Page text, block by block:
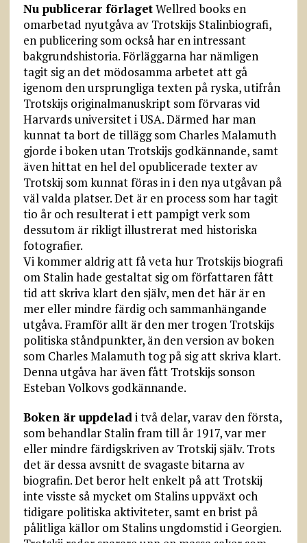
Nu publicerar förlagetWellred books en
omarbetad nyutgåva av Trotskijs Stalinbiografi,
en publicering som också har en intressant
bakgrundshistoria. Förläggarna har nämligen
tagit sig an det mödosamma arbetet att gå
igenom den ursprungliga texten på ryska, utifrån
Trotskijs originalmanuskript som förvaras vid
Harvards universitet i USA. Därmed har man
kunnat ta bort de tillägg som Charles Malamuth
gjorde i boken utan Trotskijs godkännande, samt
även hittat en hel del opublicerade texter av
Trotskij som kunnat föras in i den nya utgåvan på
väl valda platser. Det är en process som har tagit
tio år och resulterat i ett pampigt verk som
dessutom är rikligt illustrerat med historiska
fotografier.
Vi kommer aldrig att få veta hur Trotskijs biografi
om Stalin hade gestaltat sig om författaren fått
tid att skriva klart den själv, men det här är en
mer eller mindre färdig och sammanhängande
utgåva. Framför allt är den mer trogen Trotskijs
politiska ståndpunkter, än den version av boken
som Charles Malamuth tog på sig att skriva klart.
Denna utgåva har även fått Trotskijs sonson
Esteban Volkovs godkännande.
Boken är uppdeladi två delar, varav den första,
som behandlar Stalin fram till år 1917, var mer
eller mindre färdigskriven av Trotskij själv. Trots
det är dessa avsnitt de svagaste bitarna av
biografin. Det beror helt enkelt på att Trotskij
inte visste så mycket om Stalins uppväxt och
tidigare politiska aktiviteter, samt en brist på
pålitliga källor om Stalins ungdomstid i Georgien.